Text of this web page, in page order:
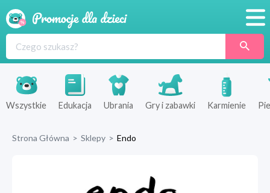
Produkty
Sklepy
Wszystkie Edukacja Ubrania Gry i zabawki Karmienie
Strona Główna > Sklepy > Endo